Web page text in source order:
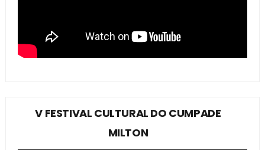
V FESTIVAL CULTURAL DO CUMPADE
MILTON